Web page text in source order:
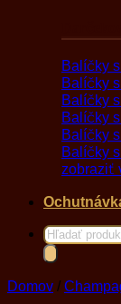
Balíčky
Balíčky
Balíčky
Balíčky
Balíčky
Balíčky
zobraziť
Products
search
Domov /